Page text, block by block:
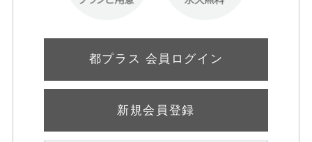
都プラス 会員ログイン
新規会員登録